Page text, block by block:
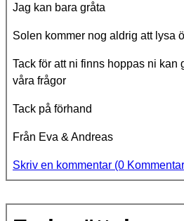
Jag kan bara gråta
Solen kommer nog aldrig att lysa
Tack för att ni finns hoppas ni kan
våra frågor
Tack på förhand
Från Eva & Andreas
Skriv en kommentar (0